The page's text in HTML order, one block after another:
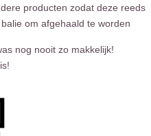
producten zodat deze reeds
om afgehaald te worden
nog nooit zo makkelijk!